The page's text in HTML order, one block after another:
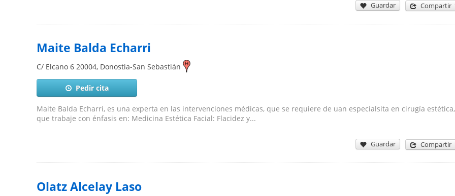
Guardar Compartir
Maite Balda Echarri
C/ Elcano 6 20004, Donostia-San Sebastián
Pedir cita
Maite Balda Echarri, es una experta en las intervenciones médicas, que se requiere de uan especialsita en cirugía estética,
que trabaje con énfasis en: Medicina Estética Facial: Flacidez y...
Guardar Compartir
Olatz Alcelay Laso